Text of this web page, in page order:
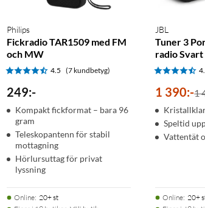
Philips
Fickradio TAR1509 med FM
och MW
4.5 (7 kundbetyg)
249:-
Kompakt fickformat – bara 96
gram
Teleskopantenn för stabil
mottagning
Hörlursuttag för privat
lyssning
Online: 20+ st
JBL
Tuner 3
radio Svart
1 390:-1
Speltid
Vattentät
Online: 20+